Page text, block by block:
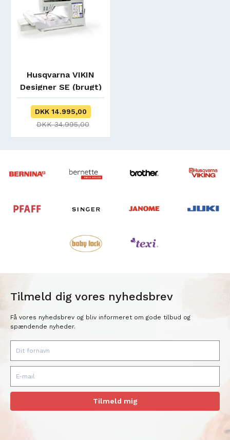
Husqvarna VIKIN
Designer SE (brugt)
SOLGT
DKK 14.995,00
DKK 34.995,00
Tilmeld dig vores nyhedsbrev
Få vores nyhedsbrev og bliv informeret om gode tilbud og
spændende nyheder.
Tilmeld mig